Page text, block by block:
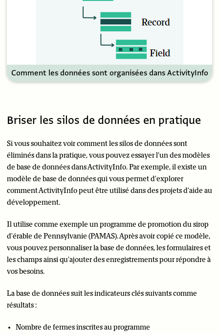
Comment les données sont organisées dans ActivityInfo
Briser les silos de données en pratique
Si vous souhaitez voir comment les silos de données sont
éliminés dans la pratique, vous pouvez essayer l'un des modèles
de base de données dans ActivityInfo. Par exemple, il existe un
modèle de base de données qui vous permet d'explorer
comment ActivityInfo peut être utilisé dans des projets d'aide au
développement.
Il utilise comme exemple un programme de promotion du sirop
d'érable de Pennsylvanie (PAMAS). Après avoir copié ce modèle,
vous pouvez personnaliser la base de données, les formulaires et
les champs ainsi qu'ajouter des enregistrements pour répondre à
vos besoins.
La base de données suit les indicateurs clés suivants comme
résultats :
Nombre de fermes inscrites au programme